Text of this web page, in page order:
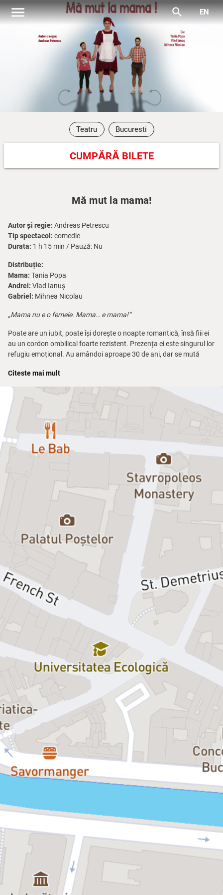
menu search EN
Teatru Bucuresti
CUMPĂRĂ BILETE
Mă mut la mama!
Autor și regie: Andreas Petrescu
Tip spectacol: comedie
Durata: 1 h 15 min / Pauză: Nu
Distribuție:
Mama: Tania Popa
Andrei: Vlad Ianuș
Gabriel: Mihnea Nicolau
„Mama nu e o femeie. Mama… e mama!“
Poate are un iubit, poate își dorește o noapte romantică, însă fiii ei
au un cordon ombilical foarte rezistent. Prezența ei este singurul lor
refugiu emoțional. Au amândoi aproape 30 de ani, dar se mută
copii. Ce descoperă le dă viața peste cap. Iubirea și egoismul apar
uneori sub aceeași formă.Mă mut la mamaeste o poveste
emoționantă care se spune printre lacrimi și hohote de râs.
Din respect pentru actori, accesul în sala de restaurant se face cu
90 de minute înainte de începerea spectacolului, pentru preluarea
comenzilor de mâncare și băuturi. Ultima comandă va fi preluată cu
30 de minute înainte de începerea spectacolului.
Poftă de teatru, în care
„gurmanzii” pot savura comedii originale, în timp ce se bucură de
preparatele Restaurantului Elisabeta. De asemenea, te rugăm să nu
întârzii, pentru că biletele își pierd valabilitatea odată cu începerea
Citeste mai mult